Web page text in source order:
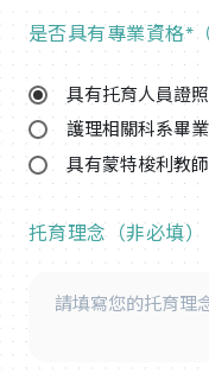
是否具有專業資格*
具有托育人員證
護理相關科系畢
具有蒙特梭利教
托育理念（非必填）